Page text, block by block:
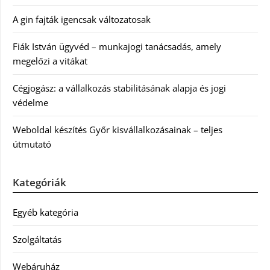
A gin fajták igencsak változatosak
Fiák István ügyvéd – munkajogi tanácsadás, amely
megelőzi a vitákat
Cégjogász: a vállalkozás stabilitásának alapja és jogi
védelme
Weboldal készítés Győr kisvállalkozásainak – teljes
útmutató
Kategóriák
Egyéb kategória
Szolgáltatás
Webáruház